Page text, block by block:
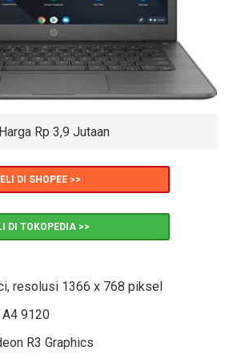
Harga Rp 3,9 Jutaan
DI SHOPEE >>
DI TOKOPEDIA >>
resolusi 1366 x 768 piksel
9120
R3 Graphics